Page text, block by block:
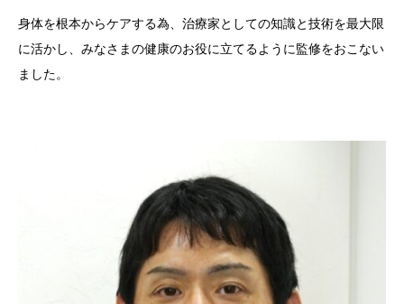
身体を根本からケアする為、治療家としての知識と技術を最大限
に活かし、みなさまの健康のお役に立てるように監修をおこない
ました。